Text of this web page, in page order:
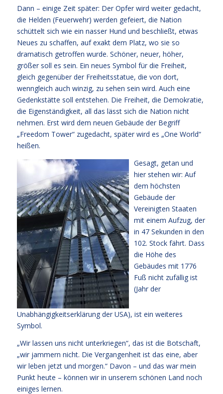
Dann – einige Zeit später: Der Opfer wird weiter gedacht,
die Helden (Feuerwehr) werden gefeiert, die Nation
schüttelt sich wie ein nasser Hund und beschließt, etwas
Neues zu schaffen, auf exakt dem Platz, wo sie so
dramatisch getroffen wurde. Schöner, neuer, höher,
größer soll es sein. Ein neues Symbol für die Freiheit,
gleich gegenüber der Freiheitsstatue, die von dort,
wenngleich auch winzig, zu sehen sein wird. Auch eine
Gedenkstätte soll entstehen. Die Freiheit, die Demokratie,
die Eigenständigkeit, all das lässt sich die Nation nicht
nehmen. Erst wird dem neuen Gebäude der Begriff
„Freedom Tower“ zugedacht, später wird es „One World“
heißen.
Gesagt, getan und
hier stehen wir: Auf
dem höchsten
Gebäude der
Vereinigten Staaten
mit einem Aufzug, der
in 47 Sekunden in den
102. Stock fährt. Dass
die Höhe des
Gebäudes mit 1776
Fuß nicht zufällig ist
(Jahr der
Unabhängigkeitserklärung der USA), ist ein weiteres
Symbol.
„Wir lassen uns nicht unterkriegen“, das ist die Botschaft,
„wir jammern nicht. Die Vergangenheit ist das eine, aber
wir leben jetzt und morgen.“ Davon – und das war mein
Punkt heute – können wir in unserem schönen Land noch
einiges lernen.